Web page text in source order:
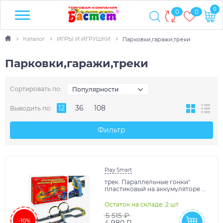
0 0 0
Каталог ИГРЫ И ИГРУШКИ Парковки,гаражи,треки
Парковки,гаражи,треки
Сортировать по: Популярности
Выводить по: 12 36 108
Фильтр
-10%
Play Smart
трек. Параллельные гонки"
пластиковый на аккумуляторе с
695см.
Остаток на складе: 2 шт
5 515 ₽